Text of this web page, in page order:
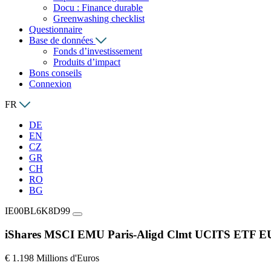
Docu : Finance durable
Greenwashing checklist
Questionnaire
Base de données
Fonds d’investissement
Produits d’impact
Bons conseils
Connexion
FR
DE
EN
CZ
GR
CH
RO
BG
IE00BL6K8D99
iShares MSCI EMU Paris-Aligd Clmt UCITS ETF
€ 1.198 Millions d'Euros